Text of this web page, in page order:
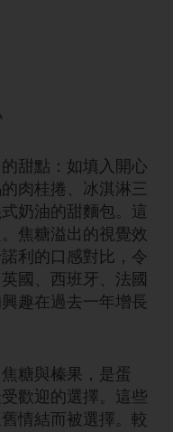
甜點：如填入開心
肉桂捲、冰淇淋三
奶油的甜麵包。這
焦糖溢出的視覺效
利的口感對比，令
國、西班牙、法國
趣在過去一年增長
糖與榛果，是蛋
歡迎的選擇。這些
情結而被選擇。較